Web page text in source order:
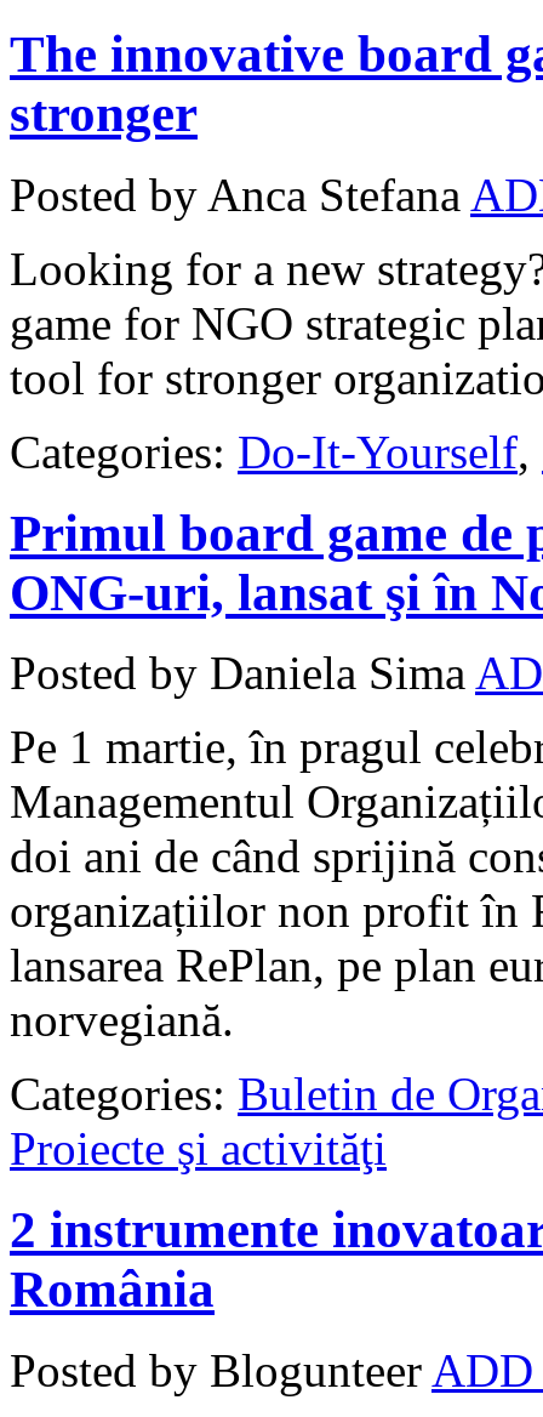
The innovative board
stronger
Posted by Anca Stefana
Looking for a new
game for NGO strategic
tool for stronger
Categories: Do-It-Yourself,
Primul board game de
ONG-uri, lansat şi în
Posted by Daniela Sima
Pe 1 martie, în pragul
Managementul
doi ani de când sprijină
organizațiilor non profit în
lansarea RePlan, pe plan
norvegiană.
Categories: Buletin de
Proiecte şi activităţi
2 instrumente
România
Posted by Blogunteer ADD